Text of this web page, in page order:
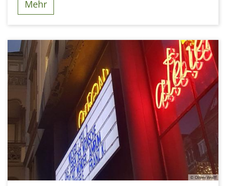
Mehr
© Oliver Wolff